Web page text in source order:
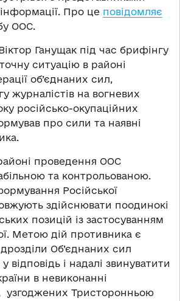
інформації. Про це повідомляє
ООС.
Ганущак під час брифінгу
ситуацію в районі
об’єднаних сил,
журналістів на вогневих
російсько-окупаційних
про сили та наявні
проведення ООС
та контрольованою.
Російської
здійснювати поодинокі
позицій із застосуванням
Метою дій противника є
Об’єднаних сил
відповідь і надалі звинуватити
в невиконанні
узгоджених Тристоронньою